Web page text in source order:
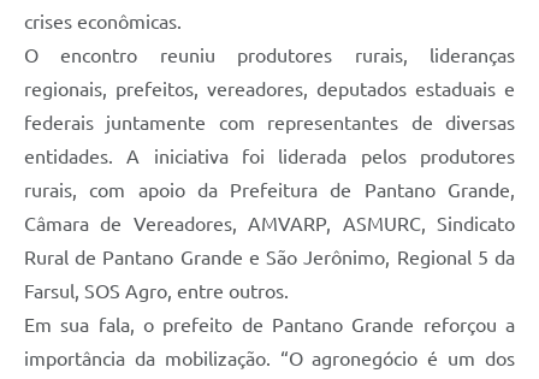
crises econômicas.
O encontro reuniu produtores rurais, lideranças
regionais, prefeitos, vereadores, deputados estaduais e
federais juntamente com representantes de diversas
entidades. A iniciativa foi liderada pelos produtores
rurais, com apoio da Prefeitura de Pantano Grande,
Câmara de Vereadores, AMVARP, ASMURC, Sindicato
Rural de Pantano Grande e São Jerônimo, Regional 5 da
Farsul, SOS Agro, entre outros.
Em sua fala, o prefeito de Pantano Grande reforçou a
importância da mobilização. “O agronegócio é um dos